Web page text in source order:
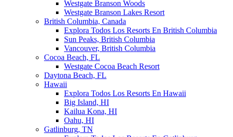
Westgate Branson Woods
Westgate Branson Lakes Resort
British Columbia, Canada
Explora Todos Los Resorts En British Columbia
Sun Peaks, British Columbia
Vancouver, British Columbia
Cocoa Beach, FL
Westgate Cocoa Beach Resort
Daytona Beach, FL
Hawaii
Explora Todos Los Resorts En Hawaii
Big Island, HI
Kailua Kona, HI
Oahu, HI
Gatlinburg, TN